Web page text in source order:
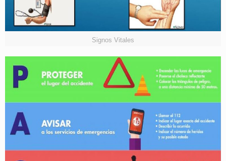
Signos Vitales